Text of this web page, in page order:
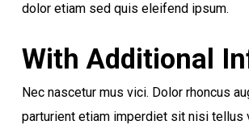
dolor etiam sed quis eleifend ipsum.
With Additional
Nec nascetur mus vici. Dolor rhoncus
parturient etiam imperdiet sit nisi tellus